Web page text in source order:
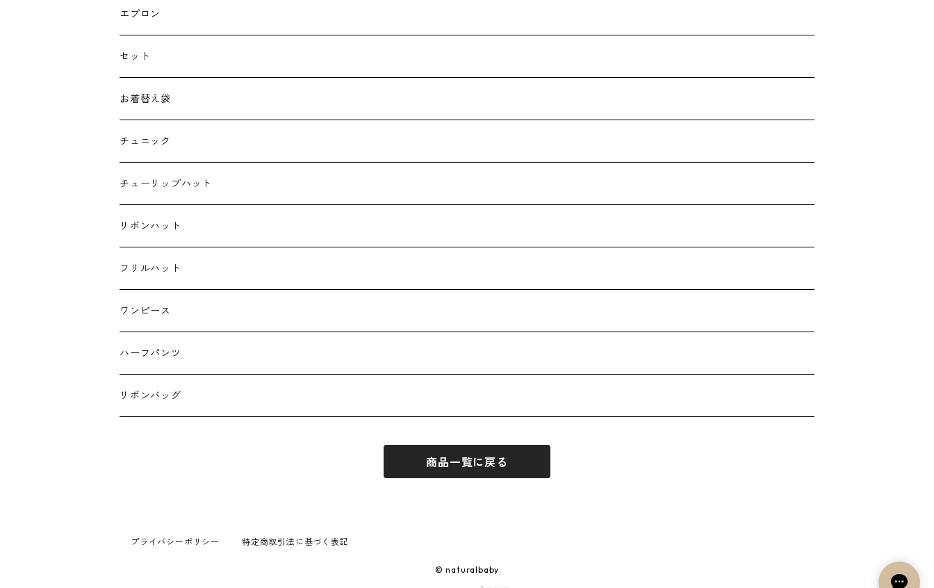
よだれカバー
抱っこ紐
子供用バッグ
ポケットティッシュケース
ハンカチ
ランチクロス
お弁当袋
キーホルダー
エプロン
セット
お着替え袋
チュニック
チューリップハット
リボンハット
フリルハット
ワンピース
ハーフパンツ
リボンバッグ
商品一覧に戻る
プライバシーポリシー 特定商取引法に基づく表記
© naturalbaby